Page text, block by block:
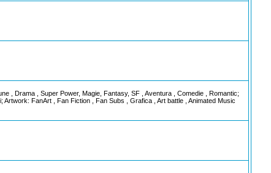
, Drama , Super Power, Magie, Fantasy, SF , Aventura , Comedie , Romantic;
FanArt , Fan Fiction , Fan Subs , Grafica , Art battle , Animated Music